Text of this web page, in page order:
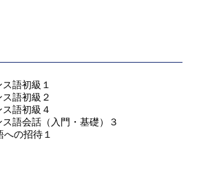
語初級１
語初級２
語初級４
語会話（入門・基礎）３
の招待１